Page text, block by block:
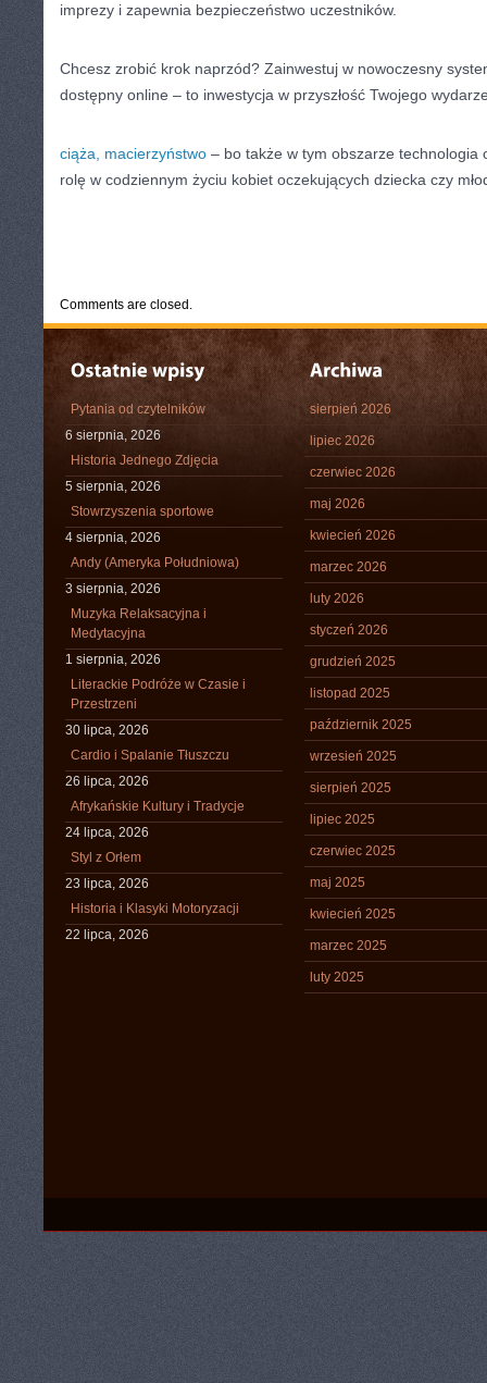
imprezy i zapewnia bezpieczeństwo uczestników.
Chcesz zrobić krok naprzód? Zainwestuj w nowoczesny
dostępny online – to inwestycja w przyszłość Twojego
ciąża, macierzyństwo – bo także w tym obszarze technologia
rolę w codziennym życiu kobiet oczekujących dziecka czy
Comments are closed.
Pytania od czytelników
6 sierpnia, 2026
Historia Jednego Zdjęcia
5 sierpnia, 2026
Stowrzyszenia sportowe
4 sierpnia, 2026
Andy (Ameryka Południowa)
3 sierpnia, 2026
Muzyka Relaksacyjna i
Medytacyjna
1 sierpnia, 2026
Literackie Podróże w Czasie i
Przestrzeni
30 lipca, 2026
Cardio i Spalanie Tłuszczu
26 lipca, 2026
Afrykańskie Kultury i Tradycje
24 lipca, 2026
Styl z Orłem
23 lipca, 2026
Historia i Klasyki Motoryzacji
22 lipca, 2026
sierpień 2026
lipiec 2026
czerwiec 2026
maj 2026
kwiecień 2026
marzec 2026
luty 2026
styczeń 2026
grudzień 2025
listopad 2025
październik 2025
wrzesień 2025
sierpień 2025
lipiec 2025
czerwiec 2025
maj 2025
kwiecień 2025
marzec 2025
luty 2025